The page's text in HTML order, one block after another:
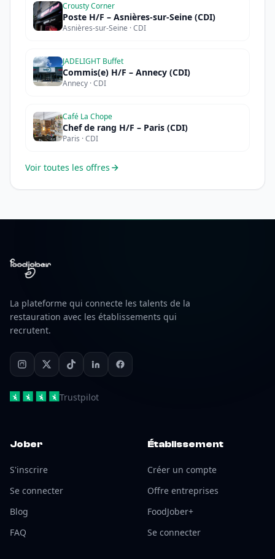
Crousty Corner
Poste H/F – Asnières-sur-Seine (CDI)
Asnières-sur-Seine · CDI
JADELIGHT Buffet
Commis(e) H/F – Annecy (CDI)
Annecy · CDI
Café La Chope
Chef de rang H/F – Paris (CDI)
Paris · CDI
Voir toutes les offres
La plateforme qui connecte les talents de la
restauration avec les établissements qui
recrutent.
Trustpilot
Jober
S'inscrire
Se connecter
Blog
FAQ
Établissement
Créer un compte
Offre entreprises
FoodJober+
Se connecter